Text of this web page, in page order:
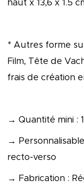
haut x 13,6 x 1.5
* Autres forme
Film, Tête de
frais de création
→ Quantité mini :
→
recto-verso
→ Fabrication :